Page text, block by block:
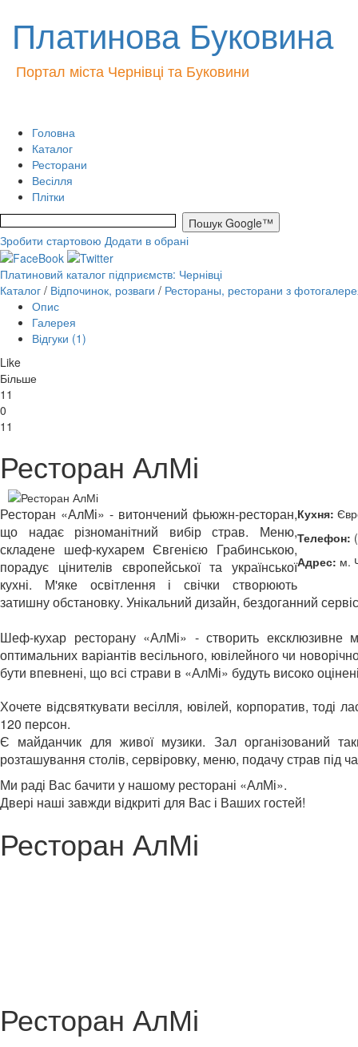
Платинова Буковина
Портал міста Чернівці та Буковини
Головна
Каталог
Ресторани
Весілля
Плітки
Зробити стартовою Додати в обрані
Платиновий каталог підприємств: Чернівці
Каталог / Відпочинок, розваги / Рестораны, ресторани з
Опис
Галерея
Відгуки (1)
Like
Більше
11
0
11
Ресторан АлМі
Кухня:
Телефон:
Адрес: м.
Ресторан «АлМі» - витончений фьюжн-ресторан,
що надає різноманітний вибір страв. Меню,
складене шеф-кухарем Євгенією Грабинською,
порадує цінителів європейської та української
кухні. М'яке освітлення і свічки створюють
затишну обстановку. Унікальний дизайн, бездоганний
Шеф-кухар ресторану «АлМі» - створить
оптимальних варіантів весільного, ювілейного чи
бути впевнені, що всі страви в «АлМі» будуть високо
Хочете відсвяткувати весілля, ювілей, корпоратив,
120 персон.
Є майданчик для живої музики. Зал організований
розташування столів, сервіровку, меню, подачу страв під
Ми раді Вас бачити у нашому ресторані «АлМі».
Двері наші завжди відкриті для Вас і Ваших гостей!
Ресторан АлМі
Ресторан АлМі